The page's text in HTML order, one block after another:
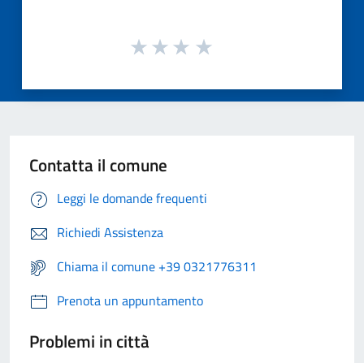
Contatta il comune
Leggi le domande frequenti
Richiedi Assistenza
Chiama il comune +39 0321776311
Prenota un appuntamento
Problemi in città